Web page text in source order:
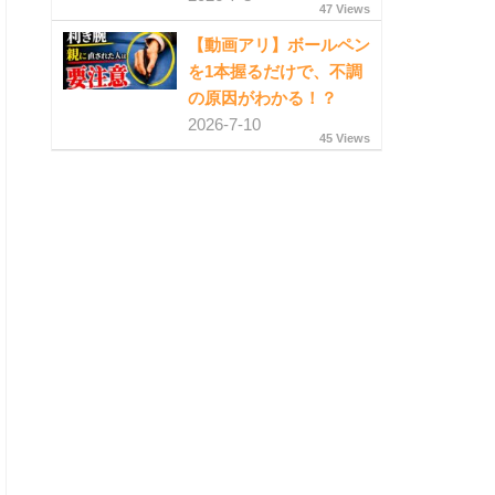
47 Views
【動画アリ】ボールペン
を1本握るだけで、不調
の原因がわかる！？
2026-7-10
45 Views